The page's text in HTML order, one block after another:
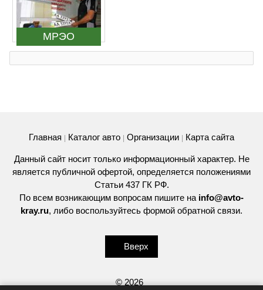
МРЭО
Главная Каталог авто Организации Карта сайта
Данный сайт носит только информационный характер. Не
является публичной офертой, определяется положениями
Статьи 437 ГК РФ.
По всем возникающим вопросам пишите на info@avto-
kray.ru, либо воспользуйтесь формой обратной связи.
Вверх
© 2026